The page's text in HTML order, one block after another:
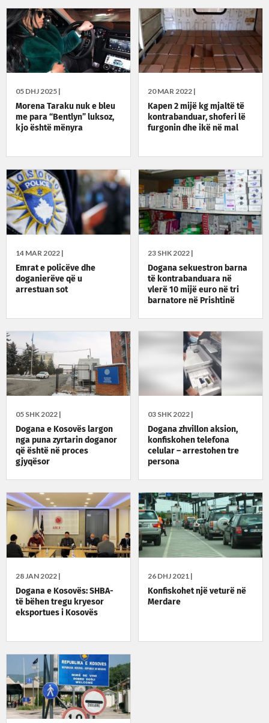
05 DHJ 2025 |
Morena Taraku nuk e bleu
me para “Bentlyn” luksoz,
kjo është mënyra
20 MAR 2022 |
Kapen 2 mijë kg mjaltë të
kontrabanduar, shoferi lë
furgonin dhe ikë në mal
14 MAR 2022 |
Emrat e policëve dhe
doganierëve që u
arrestuan sot
23 SHK 2022 |
Dogana sekuestron barna
të kontrabanduara në
vlerë 10 mijë euro në tri
barnatore në Prishtinë
05 SHK 2022 |
Dogana e Kosovës largon
nga puna zyrtarin doganor
që është në proces
gjyqësor
03 SHK 2022 |
Dogana zhvillon aksion,
konfiskohen telefona
celular – arrestohen tre
persona
28 JAN 2022 |
Dogana e Kosovës: SHBA-
të bëhen tregu kryesor
eksportues i Kosovës
26 DHJ 2021 |
Konfiskohet një veturë në
Merdare